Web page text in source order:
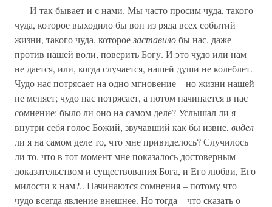
И так бывает и с нами. Мы часто просим чуда, такого
чуда, которое выходило бы вон из ряда всех событий
жизни, такого чуда, котороезаставилобы нас, даже
против нашей воли, поверить Богу. И это чудо или нам
не дается, или, когда случается, нашей души не колеблет.
Чудо нас потрясает на одно мгновение – но жизни нашей
не меняет; чудо нас потрясает, а потом начинается в нас
сомнение: было ли оно на самом деле? Услышал ли я
внутри себя голос Божий, звучавший как бы извне, видел
ли я на самом деле то, что мне привиделось? Случилось
ли то, что в тот момент мне показалось достоверным
доказательством и существования Бога, и Его любви, Его
милости к нам?.. Начинаются сомнения – потому что
чудо всегда явление внешнее. Но тогда – что сказать о